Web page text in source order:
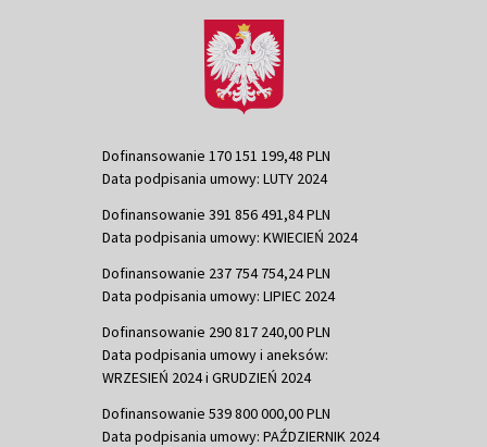
Dofinansowanie 170 151 199,48 PLN
Data podpisania umowy: LUTY 2024
Dofinansowanie 391 856 491,84 PLN
Data podpisania umowy: KWIECIEŃ 2024
Dofinansowanie 237 754 754,24 PLN
Data podpisania umowy: LIPIEC 2024
Dofinansowanie 290 817 240,00 PLN
Data podpisania umowy i aneksów:
WRZESIEŃ 2024 i GRUDZIEŃ 2024
Dofinansowanie 539 800 000,00 PLN
Data podpisania umowy: PAŹDZIERNIK 2024